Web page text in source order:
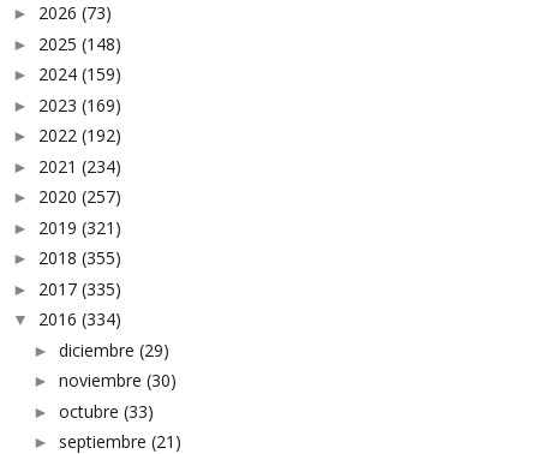
► 2026 (73)
► 2025 (148)
► 2024 (159)
► 2023 (169)
► 2022 (192)
► 2021 (234)
► 2020 (257)
► 2019 (321)
► 2018 (355)
► 2017 (335)
▼ 2016 (334)
► diciembre (29)
► noviembre (30)
► octubre (33)
► septiembre (21)